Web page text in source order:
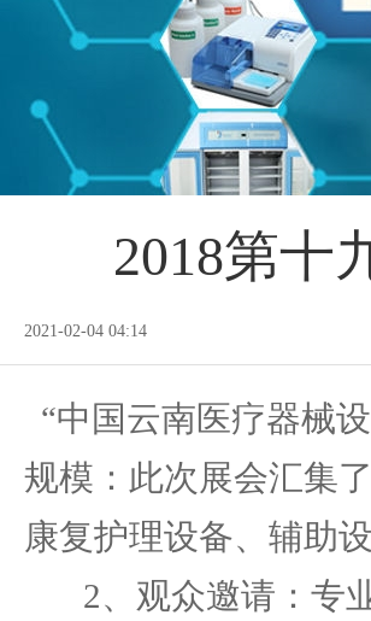
2018第十
2021-02-04 04:14
“中国云南医疗器械
规模：此次展会汇集
康复护理设备、辅助
2、观众邀请：专业